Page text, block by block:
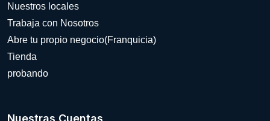
Nuestros locales
Trabaja con Nosotros
Abre tu propio negocio(Franquicia)
Tienda
probando
Nuestras Cuentas